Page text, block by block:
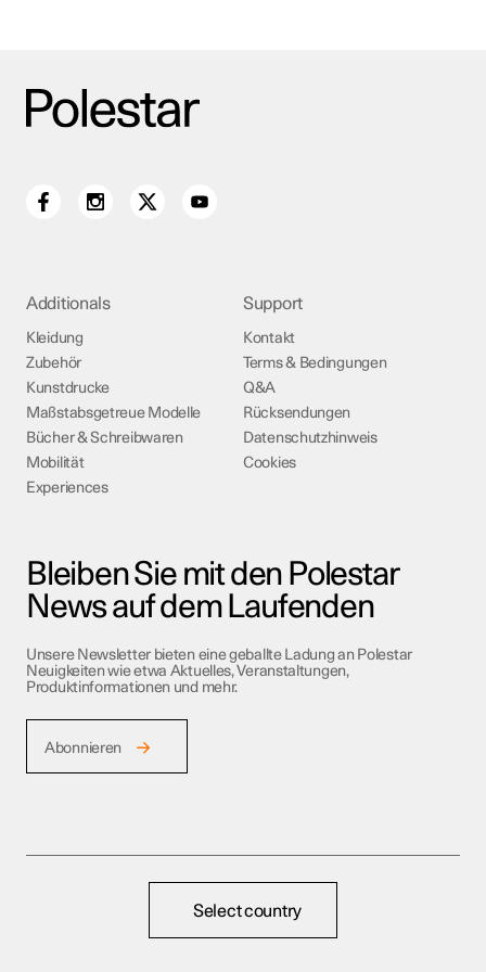
Additionals
Kleidung
Zubehör
Kunstdrucke
Maßstabsgetreue Modelle
Bücher & Schreibwaren
Mobilität
Experiences
Support
Kontakt
Terms & Bedingungen
Q&A
Rücksendungen
Datenschutzhinweis
Cookies
Bleiben Sie mit den Polestar
News auf dem Laufenden
Unsere Newsletter bieten eine geballte Ladung an Polestar
Neuigkeiten wie etwa Aktuelles, Veranstaltungen,
Produktinformationen und mehr.
Abonnieren
Select country